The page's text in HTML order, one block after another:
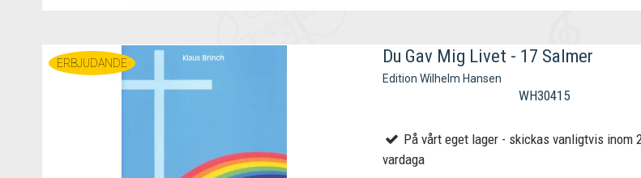
ERBJUDANDE Du Gav Mig Livet - 17 Salmer
Edition Wilhelm Hansen
WH30415
På vårt eget lager - skickas vanligtvis inom
vardaga